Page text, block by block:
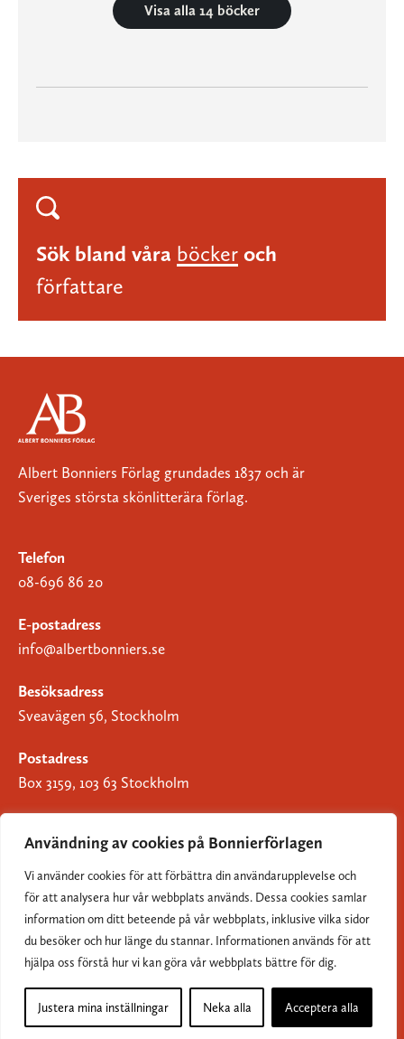
Användning av cookies på Bonnierförlagen
Vi använder cookies för att förbättra din användarupplevelse och
för att analysera hur vår webbplats används. Dessa cookies samlar
information om ditt beteende på vår webbplats, inklusive vilka sidor
du besöker och hur länge du stannar. Informationen används för att
hjälpa oss förstå hur vi kan göra vår webbplats bättre för dig.
Justera mina inställningar Neka alla Acceptera alla
Visa alla 14 böcker
Sök bland våra böcker och
författare
Albert Bonniers Förlag grundades 1837 och är
Sveriges största skönlitterära förlag.
Telefon
08-696 86 20
E-postadress
info@albertbonniers.se
Besöksadress
Sveavägen 56, Stockholm
Postadress
Box 3159, 103 63 Stockholm
Om Bonnierförlagen
Cookies
Integritetspolicy